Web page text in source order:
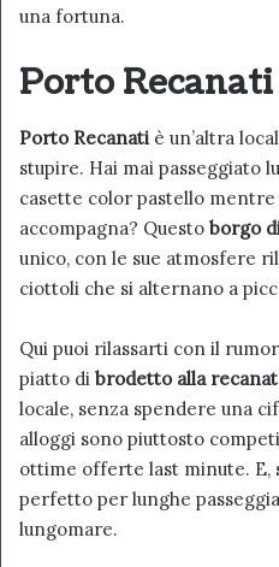
una fortuna.
Porto Recanati
Porto Recanati è un’altra
stupire. Hai mai passeggiato
casette color pastello mentre
accompagna? Questo borgo
unico, con le sue atmosfere
ciottoli che si alternano a
Qui puoi rilassarti con il
piatto di brodetto alla
locale, senza spendere una
alloggi sono piuttosto
ottime offerte last minute. E,
perfetto per lunghe
lungomare.